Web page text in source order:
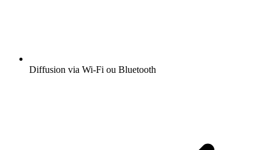
Diffusion via Wi-Fi ou Bluetooth